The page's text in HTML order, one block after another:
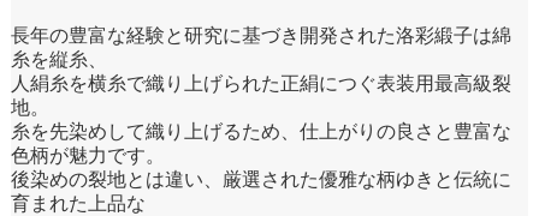
長年の豊富な経験と研究に基づき開発された洛彩緞子は綿
糸を縦糸、
人絹糸を横糸で織り上げられた正絹につぐ表装用最高級裂
地。
糸を先染めして織り上げるため、仕上がりの良さと豊富な
色柄が魅力です。
後染めの裂地とは違い、厳選された優雅な柄ゆきと伝統に
育まれた上品な